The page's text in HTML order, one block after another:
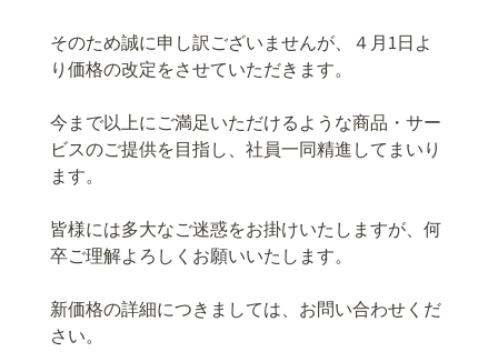
そのため誠に申し訳ございませんが、４月1日よ
り価格の改定をさせていただきます。
今まで以上にご満足いただけるような商品・サー
ビスのご提供を目指し、社員一同精進してまいり
ます。
皆様には多大なご迷惑をお掛けいたしますが、何
卒ご理解よろしくお願いいたします。
新価格の詳細につきましては、お問い合わせくだ
さい。